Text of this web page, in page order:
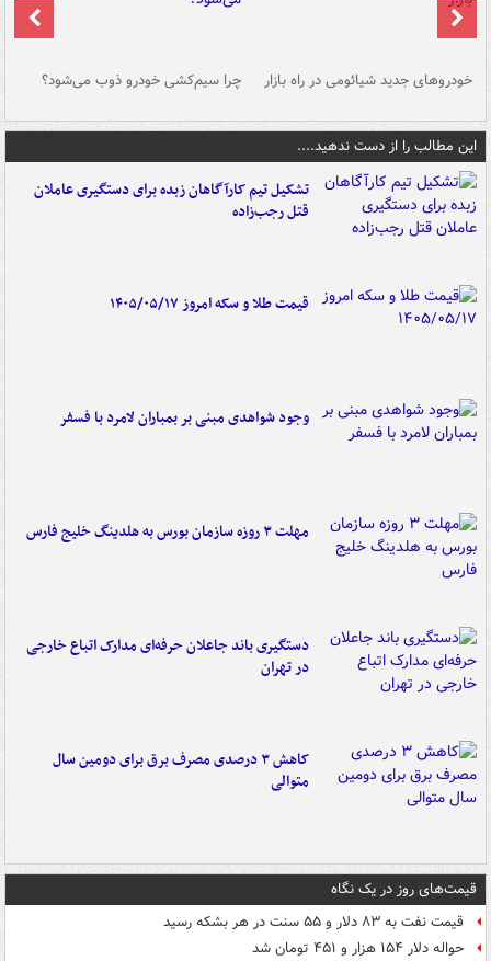
خودروهای جدید شیائومی در راه بازار چرا سیم‌کشی خودرو ذوب می‌شود؟
این مطالب را از دست ندهید....
تشکیل تیم کارآگاهان زبده برای دستگیری عاملان
قتل رجب‌زاده
قیمت طلا و سکه امروز ۱۴۰۵/۰۵/۱۷
وجود شواهدی مبنی بر بمباران لامرد با فسفر
مهلت ۳ روزه سازمان بورس به هلدینگ خلیج فارس
دستگیری باند جاعلان حرفه‌ای مدارک اتباع خارجی
در تهران
کاهش ۳ درصدی مصرف برق برای دومین سال
متوالی
قیمت‌های روز در یک نگاه
قیمت نفت به ۸۳ دلار و ۵۵ سنت در هر بشکه رسید
حواله دلار ۱۵۴ هزار و ۴۵۱ تومان شد